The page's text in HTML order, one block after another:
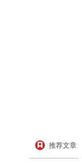
推荐文章